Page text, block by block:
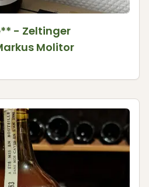
- Zeltinger
Molitor